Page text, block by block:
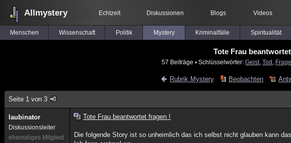
Allmystery Echtzeit Diskussionen Blogs Videos
Menschen Wissenschaft Politik Mystery Kriminalfälle Spiritualität
Tote Frau
57 Beiträge ▪ Schlüsselwörter: Geist Tod
Rubrik Mystery Beobachten
Seite 1 von 3
laubinator
Diskussionsleiter
ehemaliges Mitglied
Tote Frau beantwortet fragen !
Die folgende Story ist so unheimlich das ich selbst nicht glauben kann